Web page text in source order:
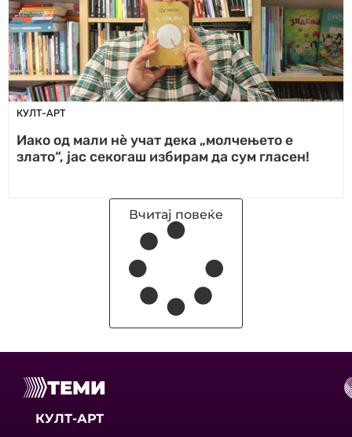
КУЛТ-АРТ
Иако од мали нѐ учат дека „молчењето е
злато“, јас секогаш избирам да сум гласен!
Вчитај повеќе
ТЕМИ
КУЛТ-АРТ